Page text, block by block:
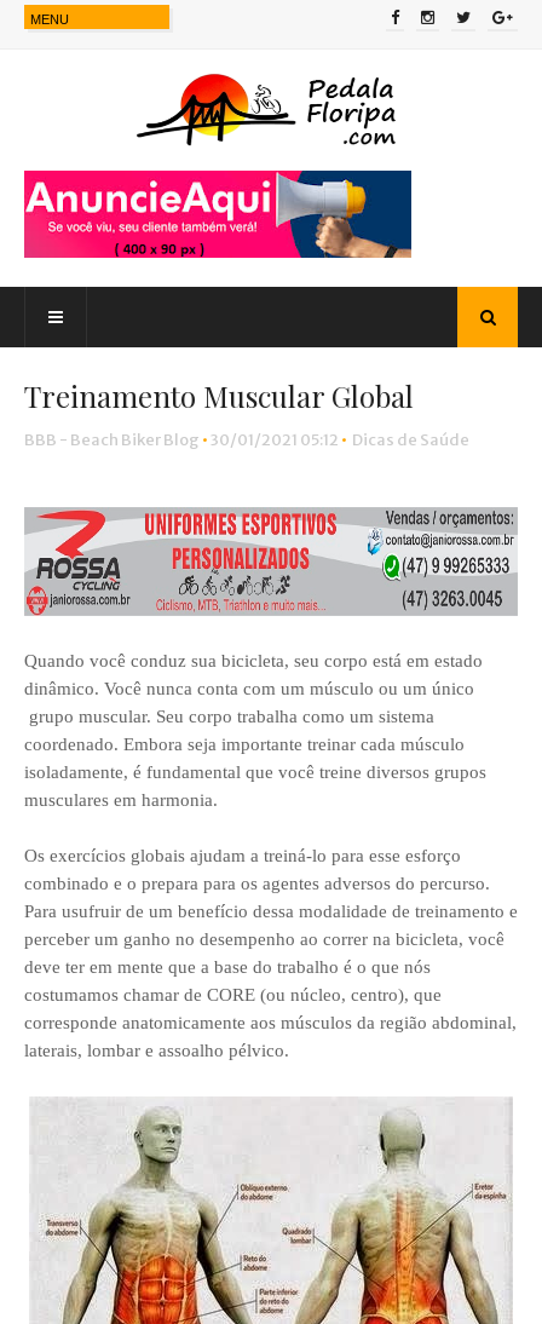
Treinamento Muscular Global
BBB - Beach Biker Blog • 30/01/2021 05:12 • Dicas de Saúde
Quando você conduz sua bicicleta, seu corpo está em estado
dinâmico. Você nunca conta com um músculo ou um único
grupo muscular. Seu corpo trabalha como um sistema
coordenado. Embora seja importante treinar cada músculo
isoladamente, é fundamental que você treine diversos grupos
musculares em harmonia.
Os exercícios globais ajudam a treiná-lo para esse esforço
combinado e o prepara para os agentes adversos do percurso.
Para usufruir de um benefício dessa modalidade de treinamento e
perceber um ganho no desempenho ao correr na bicicleta, você
deve ter em mente que a base do trabalho é o que nós
costumamos chamar de CORE (ou núcleo, centro), que
corresponde anatomicamente aos músculos da região abdominal,
laterais, lombar e assoalho pélvico.